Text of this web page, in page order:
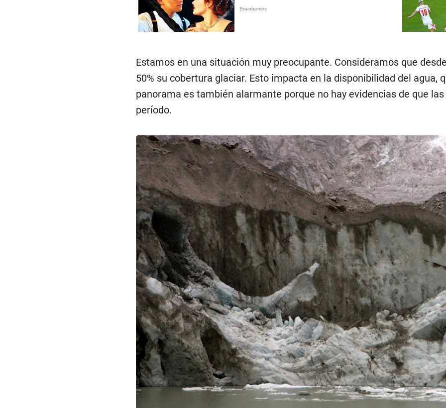
Estamos en una situación muy preocupante. Consideramos que
50% su cobertura glaciar. Esto impacta en la disponibilidad del agua,
panorama es también alarmante porque no hay evidencias de que
período.